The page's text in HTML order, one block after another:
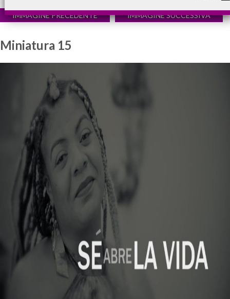
IMMAGINE PRECEDENTE IMMAGINE SUCCESSIVA
Miniatura 15